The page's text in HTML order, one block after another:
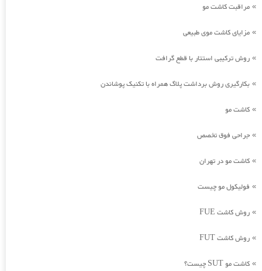
» مراقبت کاشت مو
» مزایای کاشت موی طبیعی
» روش ترکیبی استتار با قطع گرافت
» بکارگیری روش برداشت پلاگ همراه با تکنیک پوشاندن
» کاشت مو
» جراحی فوق تخصص
» کاشت مو در تهران
» فولیکول مو چیست
» روش کاشت FUE
» روش کاشت FUT
» کاشت مو SUT چیست؟